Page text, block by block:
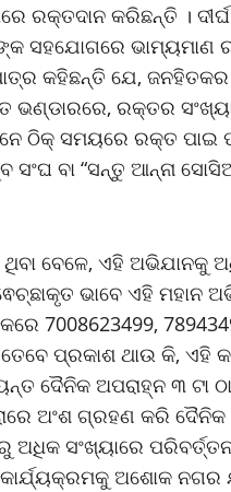
ରକ୍ତଦାନ କରିଛନ୍ତି ।
ସହଯୋଗରେ ଭାମ୍ୟମାଣ
କହିଛନ୍ତି ଯେ,
ରକ୍ତର
ଠିକ୍ ସମୟରେ ରକ୍ତ ପାଇ
ବା “ସନ୍ତୁ ଆନ୍ନା
ବେଳେ, ଏହି ଅଭିଯାନକୁ
ଭାବେ ଏହି ମହାନ
7008623499,
ପ୍ରକାଶ ଥାଉ କି, ଏହି
ଦୈନିକ ଅପରାହ୍ନ ୩ ଟା
ଅଂଶ ଗ୍ରହଣ କରି
ଅଧିକ ସଂଖ୍ୟାରେ
ଅଶୋକ ନଗର